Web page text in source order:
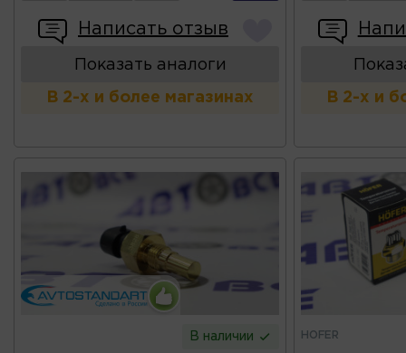
Написать отзыв
Показать аналоги
В 2-х и более магазинах В 2-х и
В наличии HOFER